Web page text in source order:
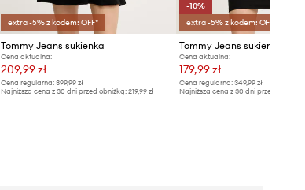
extra -5% z kodem: OFF*
Tommy Jeans sukienka
Cena aktualna:
209,99 zł
Cena regularna:399,99 zł
Najniższa cena z 30 dni przed obniżką:219,99 zł
-10%
extra -5% z kodem: OFF*
Tommy Jeans sukienka
Cena aktualna:
179,99 zł
Cena regularna: 349,99 zł
Najniższa cena z 30 dni przed obniżką: